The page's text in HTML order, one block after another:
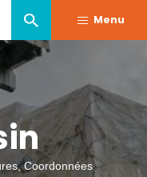
Menu
Coordonnées